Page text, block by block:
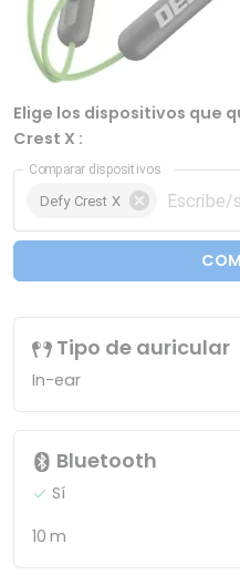
Elige los dispositivos que
Crest X :
Comparar dispositivos
Defy Crest X
Tipo de auricular
In-ear
Bluetooth
Sí
10 m